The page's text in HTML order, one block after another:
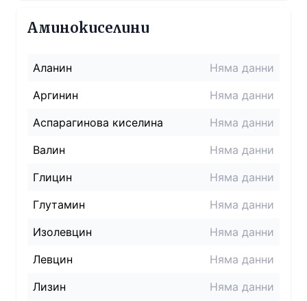
Аминокиселини
Аланин
Няма данни
Аргинин
Няма данни
Аспарагинова киселина
Няма данни
Валин
Няма данни
Глицин
Няма данни
Глутамин
Няма данни
Изолевцин
Няма данни
Левцин
Няма данни
Лизин
Няма данни